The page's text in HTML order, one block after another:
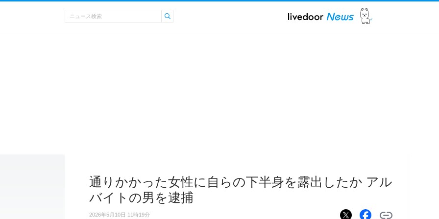
通りかかった女性に自らの下半身を露出したか アル
バイトの男を逮捕
2026年5月10日 11時19分